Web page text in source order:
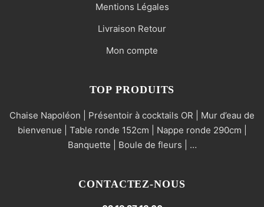
Mentions Légales
Livraison Retour
Mon compte
TOP PRODUITS
Chaise Napoléon | Présentoir à cocktails OR | Mur d’eau de
bienvenue | Table ronde 152cm | Nappe ronde 290cm |
Banquette | Boule de fleurs | …
CONTACTEZ-NOUS